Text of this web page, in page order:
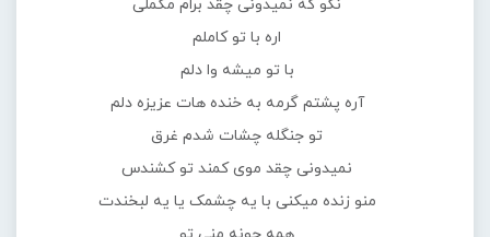
نگو که نمیدونی چقد برام مکملی
اره با تو کاملم
با تو میشه وا دلم
آره پشتم گرمه به خنده هات عزیزه دلم
تو جنگله چشات شدم غرق
نمیدونی چقد موی کمند تو کشندس
منو زنده میکنی با یه چشمک یا یه لبخندت